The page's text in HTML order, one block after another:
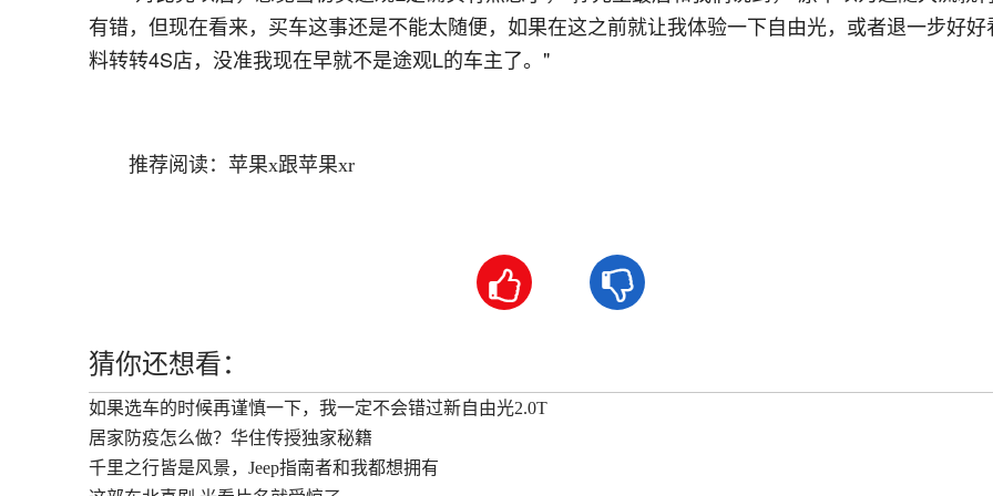
有错，但现在看来，买车这事还是不能太随便，如果在这之前就让我体验一下自由光，或者退一步好好
料转转4S店，没准我现在早就不是途观L的车主了。"
推荐阅读： 苹果x跟苹果xr
 
猜你还想看：
如果选车的时候再谨慎一下，我一定不会错过新自由光2.0T
居家防疫怎么做？华住传授独家秘籍
千里之行皆是风景，Jeep指南者和我都想拥有